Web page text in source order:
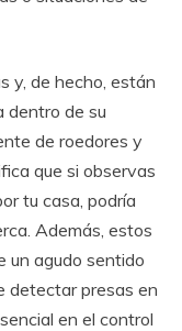
y, de hecho, están
dentro de su
de roedores y
que si observas
tu casa, podría
Además, estos
un agudo sentido
detectar presas en
en el control